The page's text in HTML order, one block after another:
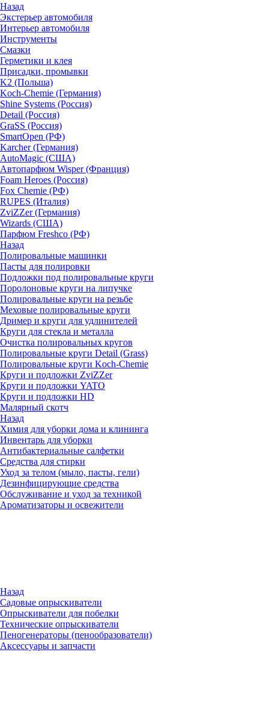
Назад
Экстерьер автомобиля
Интерьер автомобиля
Инструменты
Смазки
Герметики и клея
Присадки, промывки
K2 (Польша)
Koch-Chemie (Германия)
Shine Systems (Россия)
Detail (Россия)
GraSS (Россия)
SmartOpen (РФ)
Karcher (Германия)
AutoMagic (США)
Автопарфюм Wisper (Франция)
Foam Heroes (Россия)
Fox Chemie (РФ)
RUPES (Италия)
ZviZZer (Германия)
Wizards (США)
Парфюм Freshco (РФ)
Назад
Полировальные машинки
Пасты для полировки
Подложки под полировальные круги
Поролоновые круги на липучке
Полировальные круги на резьбе
Меховые полировальные круги
Дример и круги для удлинителей
Круги для стекла и металла
Очистка полировальных кругов
Полировальные круги Detail (Grass)
Полировальные круги Koch-Chemie
Круги и подложки ZviZZer
Круги и подложки YATO
Круги и подложки HD
Малярный скотч
Назад
Химия для уборки дома и клининга
Инвентарь для уборки
Антибактериальные салфетки
Средства для стирки
Уход за телом (мыло, пасты, гели)
Дезинфицирующие средства
Обслуживание и уход за техникой
Ароматизаторы и освежители
Назад
Садовые опрыскиватели
Опрыскиватели для побелки
Технические опрыскиватели
Пеногенераторы (пенообразователи)
Аксессуары и запчасти